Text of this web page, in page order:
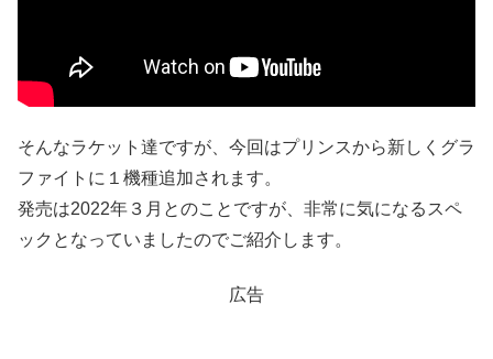
そんなラケット達ですが、今回はプリンスから新しくグラ
ファイトに１機種追加されます。
発売は2022年３月とのことですが、非常に気になるスペ
ックとなっていましたのでご紹介します。
広告